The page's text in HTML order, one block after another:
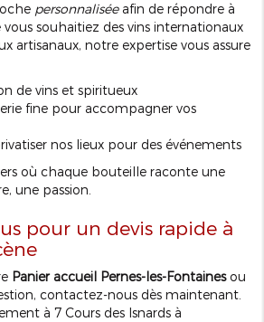
personnaliséeafin de répondre à
vous souhaitiez des vins internationaux
artisanaux, notre expertise vous assure
de vins et spiritueux
fine pour accompagner vos
nos lieux pour des événements
où chaque bouteille raconte une
une passion.
pour un devis rapide à
Panier accueil Pernes-les-Fontainesou
contactez-nous dès maintenant.
à 7 Cours des Isnards à